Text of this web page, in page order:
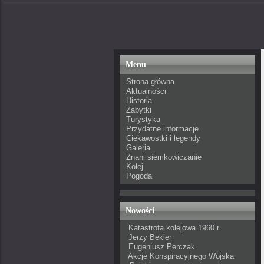
Menu
Strona główna
Aktualności
Historia
Zabytki
Turystyka
Przydatne informacje
Ciekawostki i legendy
Galeria
Znani siemkowiczanie
Kolej
Pogoda
Nowości
Katastrofa kolejowa 1960 r.
Jerzy Bekier
Eugeniusz Perczak
Akcje Konspiracyjnego Wojska